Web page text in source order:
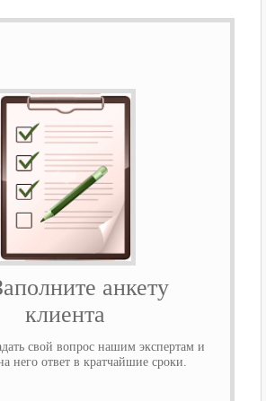
анкету
клиента
свой вопрос нашим экспертам и
него ответ в кратчайшие сроки.